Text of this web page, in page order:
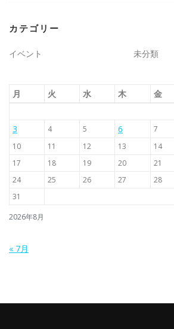
カテゴリー
イベント 未分類
2026年8月
月 火 水 木 金
3 4 5 6 7
10
11 12 13 14
17
18 19 20 21
24
25 26 27 28
31
« 7月